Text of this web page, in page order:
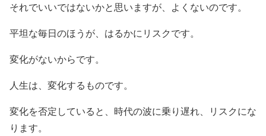
それでいいではないかと思いますが、よくないのです。
平坦な毎日のほうが、はるかにリスクです。
変化がないからです。
人生は、変化するものです。
変化を否定していると、時代の波に乗り遅れ、リスクにな
ります。